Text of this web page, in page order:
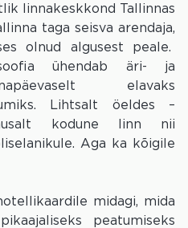
linnakeskkond Tallinnas
taga seisva arendaja,
olnud algusest peale.
ühendab äri- ja
elavaks
Lihtsalt öeldes –
kodune linn nii
Aga ka kõigile
midagi, mida
peatumiseks